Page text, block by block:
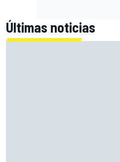
Últimas noticias